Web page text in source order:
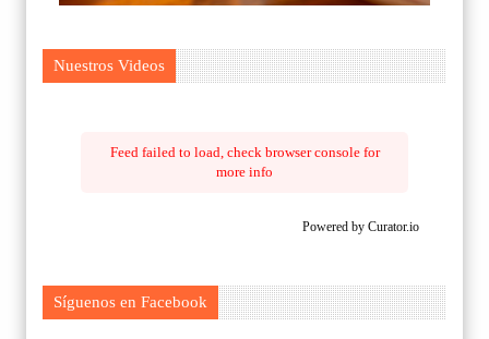
Nuestros Videos
Feed failed to load, check browser console for
more info
Powered by Curator.io
Síguenos en Facebook